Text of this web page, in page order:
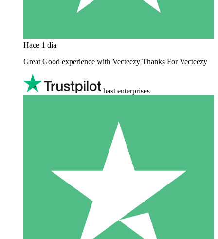
Hace 1 día
Great Good experience with Vecteezy Thanks For Vecteezy
hast enterprises